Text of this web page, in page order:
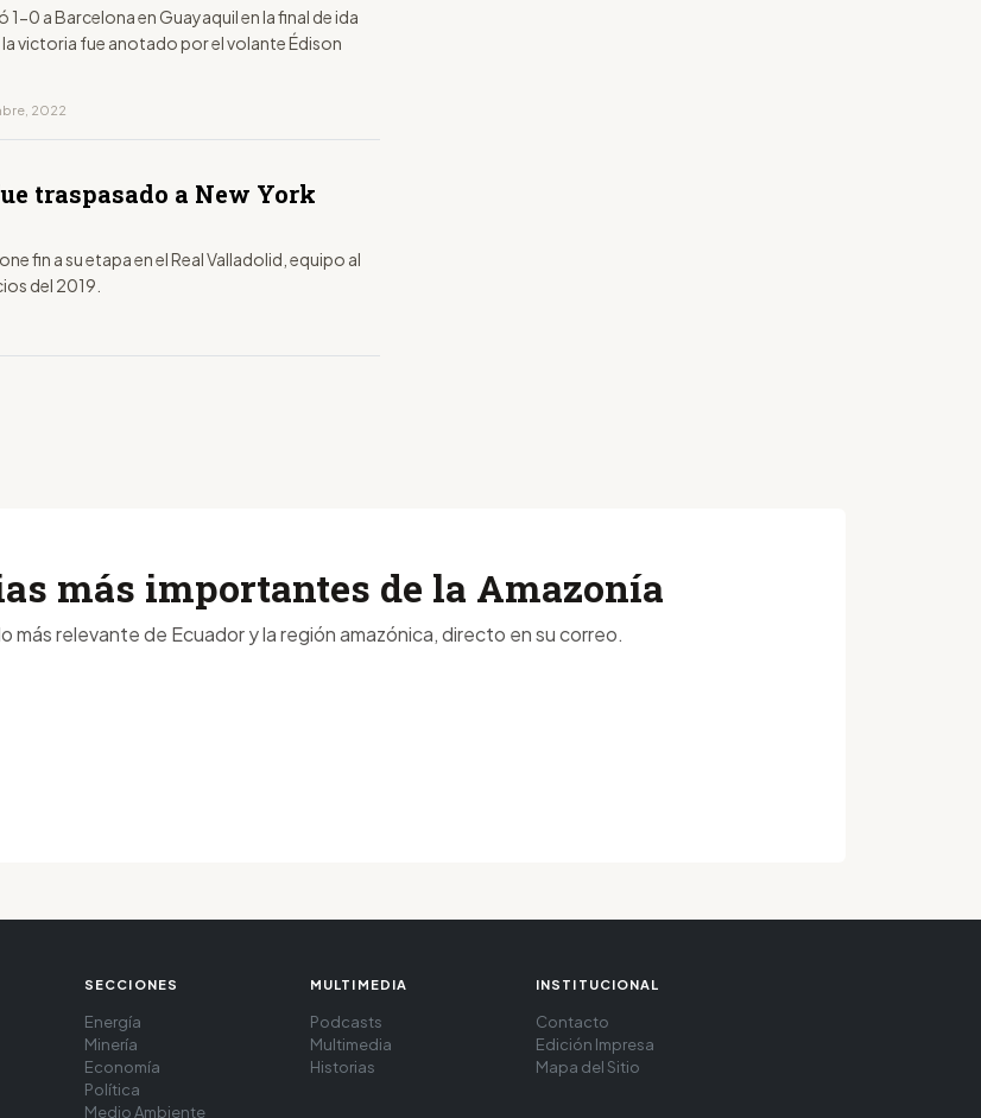
1-0 a Barcelona en Guayaquil en la final de ida
la victoria fue anotado por el volante Édison
2022
traspasado a New York
fin a su etapa en el Real Valladolid, equipo al
del 2019.
más importantes de la Amazonía
más relevante de Ecuador y la región amazónica, directo en su correo.
SECCIONES
Energía
Minería
Economía
Política
Medio Ambiente
MULTIMEDIA
Podcasts
Multimedia
Historias
INSTITUCIONAL
Contacto
Edición Impresa
Mapa del Sitio